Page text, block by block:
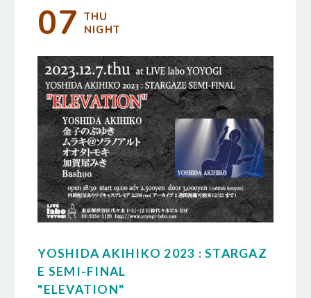
07 THU
NIGHT
YOSHIDA AKIHIKO 2023 : STARGAZ
E SEMI-FINAL
"ELEVATION"